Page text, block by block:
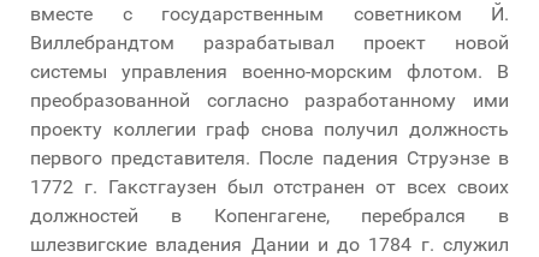
вместе с государственным советником Й.
Виллебрандтом разрабатывал проект новой
системы управления военно-морским флотом. В
преобразованной согласно разработанному ими
проекту коллегии граф снова получил должность
первого представителя. После падения Струэнзе в
1772 г. Гакстгаузен был отстранен от всех своих
должностей в Копенгагене, перебрался в
шлезвигские владения Дании и до 1784 г. служил